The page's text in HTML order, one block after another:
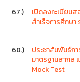
67.)
เปิดลงทะเบียน
สำเร็จการศึกษ
68.)
ประชาสัมพันธ์ก
มาตรฐานสากล
Mock Test